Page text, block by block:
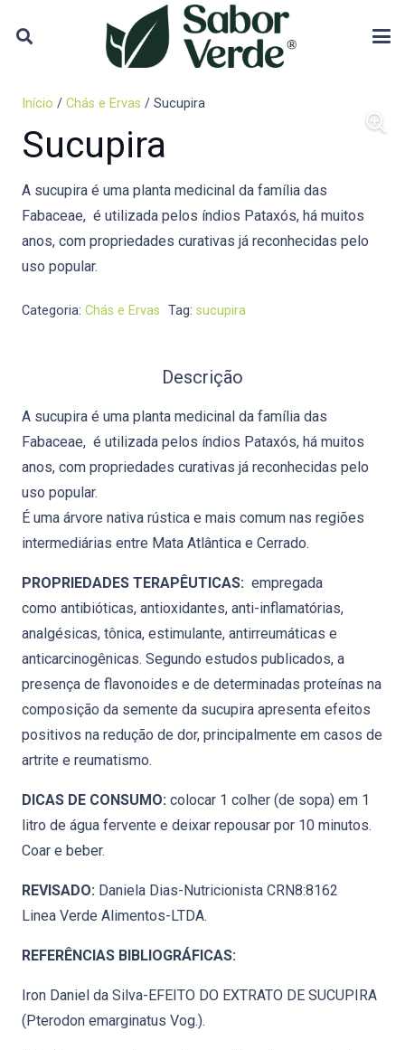
Início / Chás e Ervas / Sucupira
Sucupira
A sucupira é uma planta medicinal da família das
Fabaceae, é utilizada pelos índios Pataxós, há muitos
anos, com propriedades curativas já reconhecidas pelo
uso popular.
Categoria: Chás e Ervas Tag: sucupira
Descrição
A sucupira é uma planta medicinal da família das
Fabaceae, é utilizada pelos índios Pataxós, há muitos
anos, com propriedades curativas já reconhecidas pelo
uso popular.
É uma árvore nativa rústica e mais comum nas regiões
intermediárias entre Mata Atlântica e Cerrado.
PROPRIEDADES TERAPÊUTICAS: empregada
como antibióticas, antioxidantes, anti-inflamatórias,
analgésicas, tônica, estimulante, antirreumáticas e
anticarcinogênicas. Segundo estudos publicados, a
presença de flavonoides e de determinadas proteínas na
composição da semente da sucupira apresenta efeitos
positivos na redução de dor, principalmente em casos de
artrite e reumatismo.
DICAS DE CONSUMO: colocar 1 colher (de sopa) em 1
litro de água fervente e deixar repousar por 10 minutos.
Coar e beber.
REVISADO: Daniela Dias-Nutricionista CRN8:8162
Linea Verde Alimentos-LTDA.
REFERÊNCIAS BIBLIOGRÁFICAS:
Iron Daniel da Silva-EFEITO DO EXTRATO DE SUCUPIRA
(Pterodon emarginatus Vog.).